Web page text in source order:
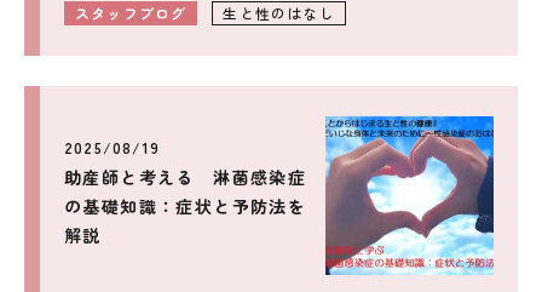
スタッフブログ 生と性のはなし
2025/08/19
助産師と考える 淋菌感染症
の基礎知識：症状と予防法を
解説